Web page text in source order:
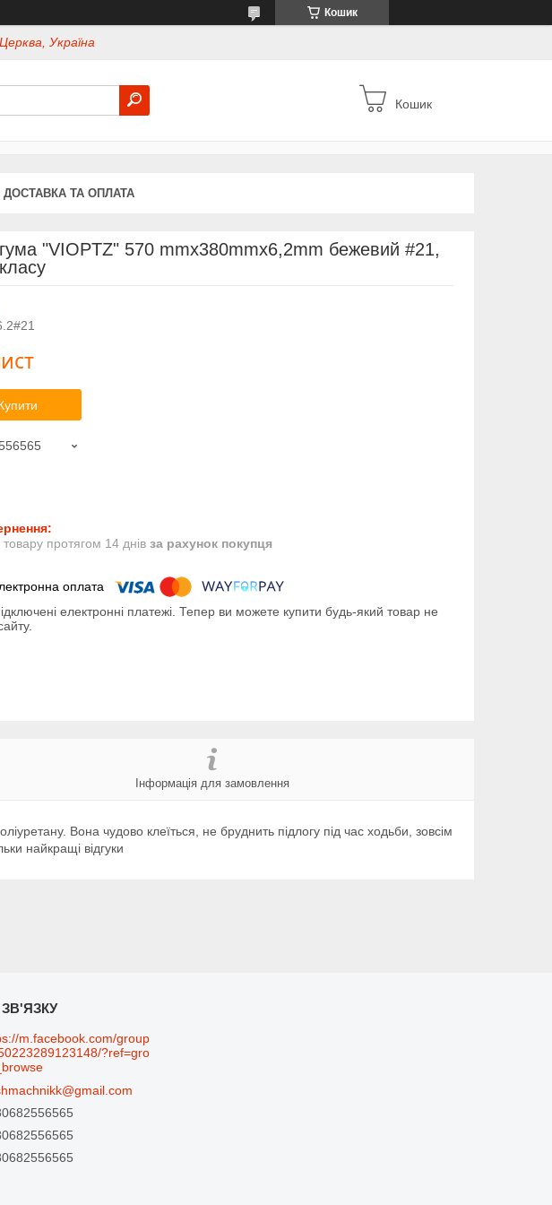
Кошик
Україна
Кошик
ДОСТАВКА ТА ОПЛАТА
"VIOPTZ" 570 mmx380mmx6,2mm бежевий #21,
протягом 14 днів за рахунок покупця
електронні платежі. Тепер ви можете купити будь-який товар не
Інформація для замовлення
Вона чудово клеїться, не бруднить підлогу під час ходьби, зовсім
найкращі відгуки
m.facebook.com/group
?ref=gro